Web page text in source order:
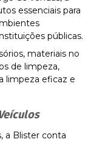
essenciais para
públicas.
materiais no
de limpeza,
limpeza eficaz e
a Blister conta